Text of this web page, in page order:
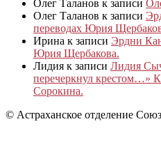
Олег Таланов к записи
Олег Таланов к записи
переводах Юрия
Ирина к записи Эрдни
Юрия Щербакова.
Лидия к записи Лидия
перечеркнул крестом…»
Сорокина.
© Астраханское отделение